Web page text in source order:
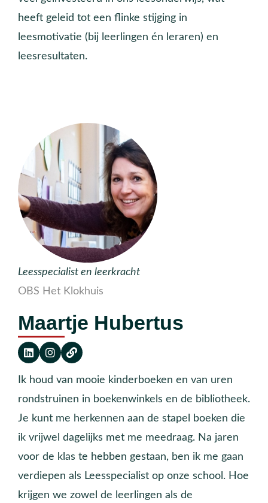
heeft geleid tot een flinke stijging in
leesmotivatie (bij leerlingen én leraren) en
leesresultaten.
Leesspecialist en leerkracht
OBS Het Klokhuis
Maartje Hubertus
Ik houd van mooie kinderboeken en van uren
rondstruinen in boekenwinkels en de bibliotheek.
Je kunt me herkennen aan de stapel boeken die
ik vrijwel dagelijks met me meedraag. Na jaren
voor de klas te hebben gestaan, ben ik me gaan
verdiepen als Leesspecialist op onze school. Hoe
krijgen we zowel de leerlingen als de